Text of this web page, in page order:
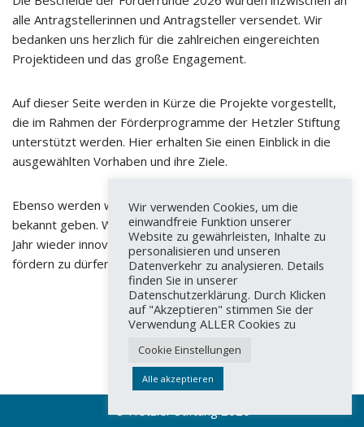
alle Antragstellerinnen und Antragsteller versendet. Wir
bedanken uns herzlich für die zahlreichen eingereichten
Projektideen und das große Engagement.
Auf dieser Seite werden in Kürze die Projekte vorgestellt,
die im Rahmen der Förderprogramme der Hetzler Stiftung
unterstützt werden. Hier erhalten Sie einen Einblick in die
ausgewählten Vorhaben und ihre Ziele.
Ebenso werden wir in Kürze die neue Förderrunde 2027
bekannt geben. Wir freuen uns darauf, auch im kommenden
Jahr wieder innovative und zukunftsweisende Projekte
fördern zu dürfen.
© Hetzler Stiftung 2020
Wir verwenden Cookies, um die
einwandfreie Funktion unserer
Website zu gewährleisten, Inhalte zu
personalisieren und unseren
Datenverkehr zu analysieren. Details
finden Sie in unserer
Datenschutzerklärung. Durch Klicken
auf "Akzeptieren" stimmen Sie der
Verwendung ALLER Cookies zu
Cookie Einstellungen
Alle akzeptieren